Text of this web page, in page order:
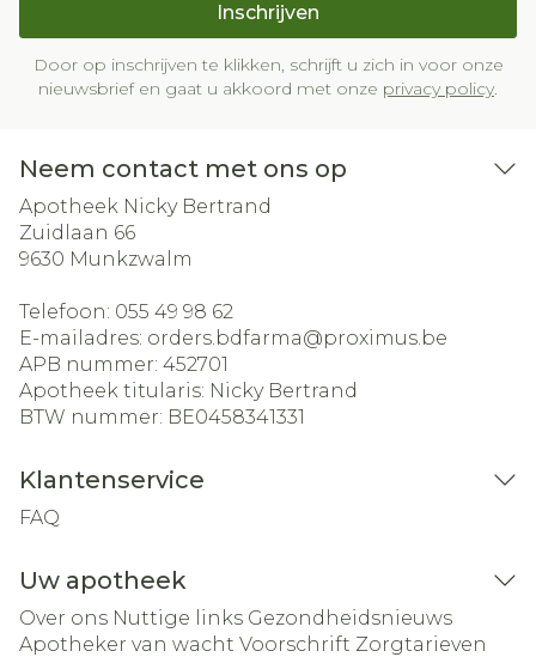
Inschrijven
Door op inschrijven te klikken, schrijft u zich in voor onze
nieuwsbrief en gaat u akkoord met onze privacy policy.
Neem contact met ons op
Apotheek Nicky Bertrand
Zuidlaan 66
9630 Munkzwalm
Telefoon: 055 49 98 62
E-mailadres: orders.bdfarma@proximus.be
APB nummer: 452701
Apotheek titularis: Nicky Bertrand
BTW nummer: BE0458341331
Klantenservice
FAQ
Uw apotheek
Over ons Nuttige links Gezondheidsnieuws
Apotheker van wacht Voorschrift Zorgtarieven